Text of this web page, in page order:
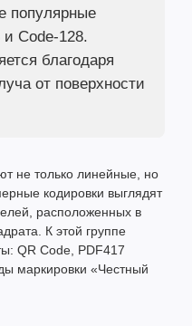
популярные
и Code-128.
благодаря
от поверхности
не только линейные, но
кодировки выглядят
расположенных в
К этой группе
QR Code, PDF417
маркировки «Честный